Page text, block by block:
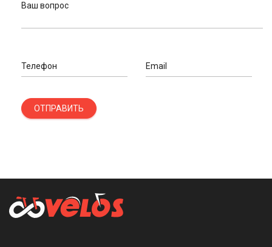
Ваш вопрос
Телефон Email
ОТПРАВИТЬ